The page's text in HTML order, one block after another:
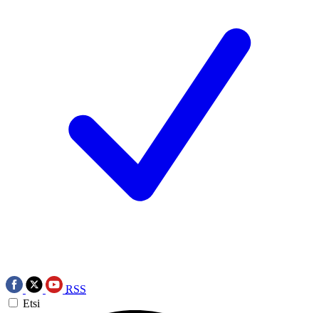
RSS
Etsi